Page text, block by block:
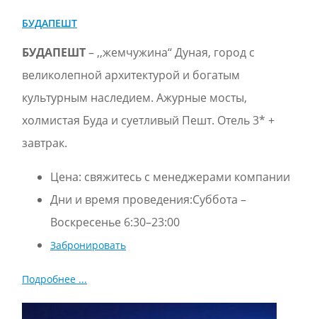
БУДАПЕШТ
БУДАПЕШТ– ,,жемчужина‘‘ Дуная, город с
великолепной архитектурой и богатым
культурным наследием. Ажурные мосты,
холмистая Буда и суетливый Пешт. Отель 3* +
завтрак.
Цена: свяжитесь с менеджерами компании
Дни и время проведения:Суббота –
Воскресенье 6:30–23:00
Забронировать
Подробнее ...